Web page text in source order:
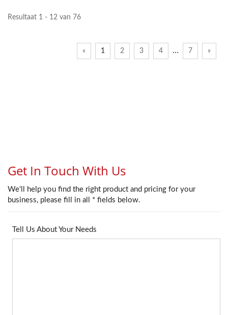
Resultaat 1 - 12 van 76
« 1 2 3 4 … 7 »